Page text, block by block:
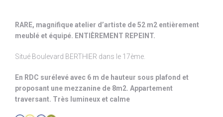
RARE, magnifique atelier d’artiste de 52 m2 entièrement
meublé et équipé. ENTIÈREMENT REPEINT.
Situé Boulevard BERTHIER dans le 17ème.
En RDC surélevé avec 6 m de hauteur sous plafond et
proposant une mezzanine de 8m2. Appartement
traversant. Très lumineux et calme